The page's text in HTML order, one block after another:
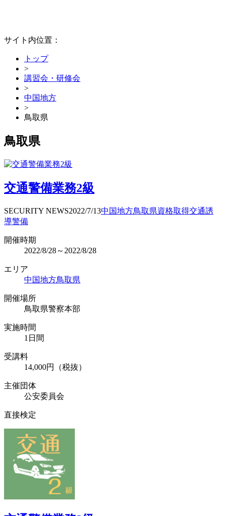
サイト内位置：
トップ
>
講習会・研修会
>
中国地方
>
鳥取県
鳥取県
交通警備業務2級
SECURITY NEWS2022/7/13中国地方鳥取県資格取得交通誘
導警備
開催時期
2022/8/28～2022/8/28
エリア
中国地方鳥取県
開催場所
鳥取県警察本部
実施時間
1日間
受講料
14,000円（税抜）
主催団体
公安委員会
直接検定